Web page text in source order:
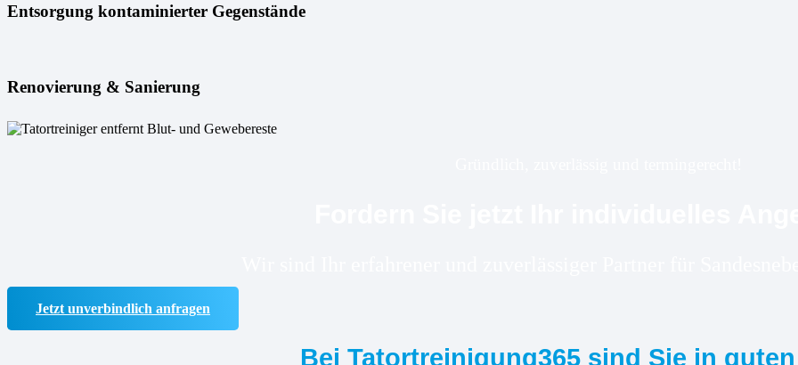
Entsorgung kontaminierter Gegenstände
Renovierung & Sanierung
Jetzt unverbindlich anfragen
Bei Tatortreinigung365 sind Sie in